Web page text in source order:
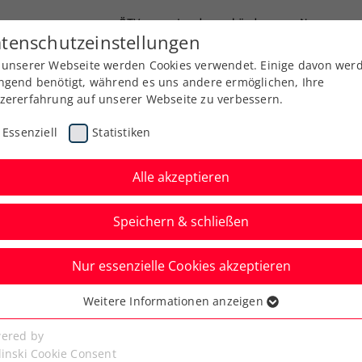
ÖTV Landesverbände News
Ausbildung Services Über uns Kreise
Aufgaben für
Webseite werden Cookies verwendet. Einige davon
benötigt, während es uns andere ermöglichen, Ihre
auf unserer Webseite zu verbessern.
Essenziell Statistiken
Alle akzeptieren
Speichern & schließen
Nur essenzielle Cookies akzeptieren
Cookies werden für grundlegende Funktionen der
benötigt. Dadurch ist gewährleistet, dass die Webseite
Weitere Informationen anzeigen
by
Cookie Consent